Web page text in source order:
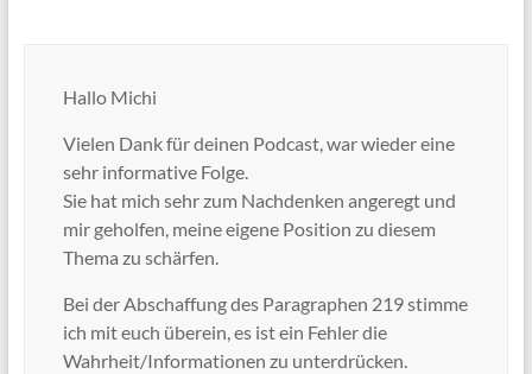
Hallo Michi
Vielen Dank für deinen Podcast, war wieder eine
sehr informative Folge.
Sie hat mich sehr zum Nachdenken angeregt und
mir geholfen, meine eigene Position zu diesem
Thema zu schärfen.
Bei der Abschaffung des Paragraphen 219 stimme
ich mit euch überein, es ist ein Fehler die
Wahrheit/Informationen zu unterdrücken.